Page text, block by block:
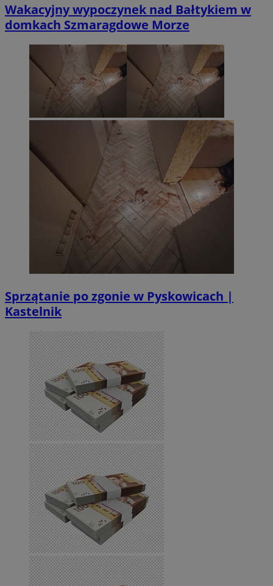
Wakacyjny wypoczynek nad Bałtykiem w
domkach Szmaragdowe Morze
Sprzątanie po zgonie w Pyskowicach |
Kastelnik